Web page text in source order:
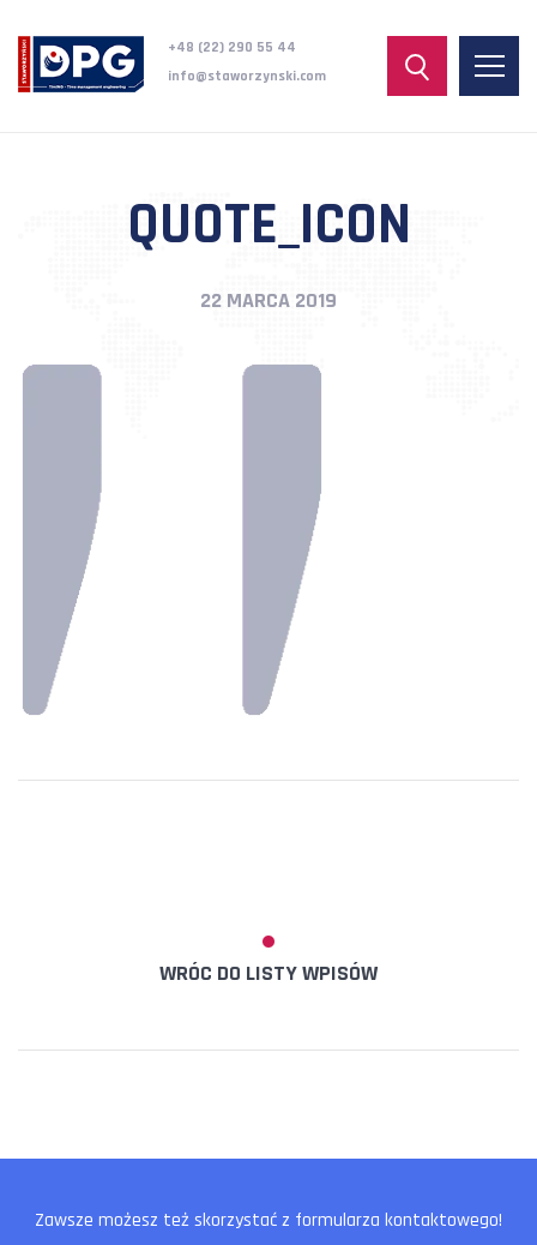
+48 (22) 290 55 44
info@staworzynski.com
QUOTE_ICON
22 MARCA 2019
WRÓC DO LISTY WPISÓW
Zawsze możesz też skorzystać z formularza kontaktowego!